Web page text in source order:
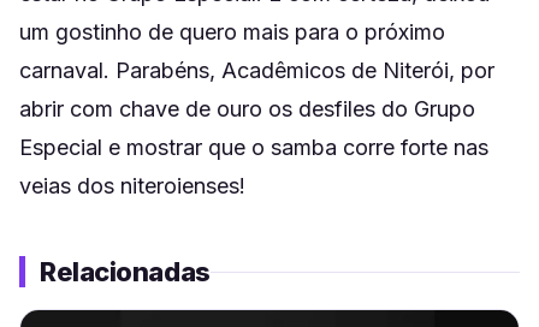
um gostinho de quero mais para o próximo
carnaval. Parabéns, Acadêmicos de Niterói, por
abrir com chave de ouro os desfiles do Grupo
Especial e mostrar que o samba corre forte nas
veias dos niteroienses!
Relacionadas